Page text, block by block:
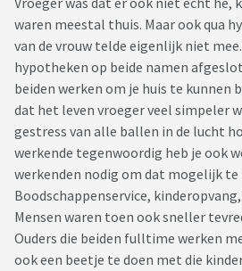
waren meestal thuis. Maar ook qua
van de vrouw telde eigenlijk niet
hypotheken op beide namen
beiden werken om je huis te kunnen
dat het leven vroeger veel simpeler
gestress van alle ballen in de lucht
werkende tegenwoordig heb je ook
werkenden nodig om dat mogelijk te
Boodschappenservice,
Mensen waren toen ook sneller
Ouders die beiden fulltime werken
ook een beetje te doen met die